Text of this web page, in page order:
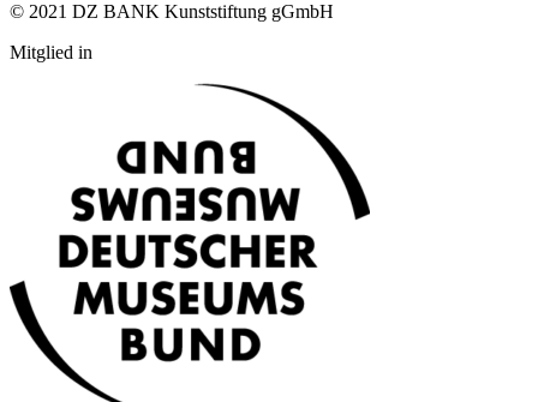
© 2021 DZ BANK Kunststiftung gGmbH
Mitglied in